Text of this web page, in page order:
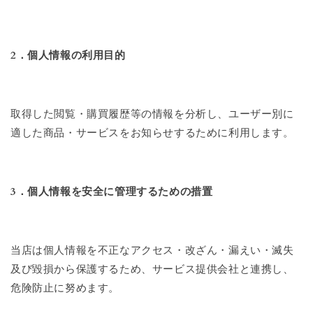
2．個人情報の利用目的
取得した閲覧・購買履歴等の情報を分析し、ユーザー別に
適した商品・サービスをお知らせするために利用します。
3．個人情報を安全に管理するための措置
当店は個人情報を不正なアクセス・改ざん・漏えい・滅失
及び毀損から保護するため、サービス提供会社と連携し、
危険防止に努めます。